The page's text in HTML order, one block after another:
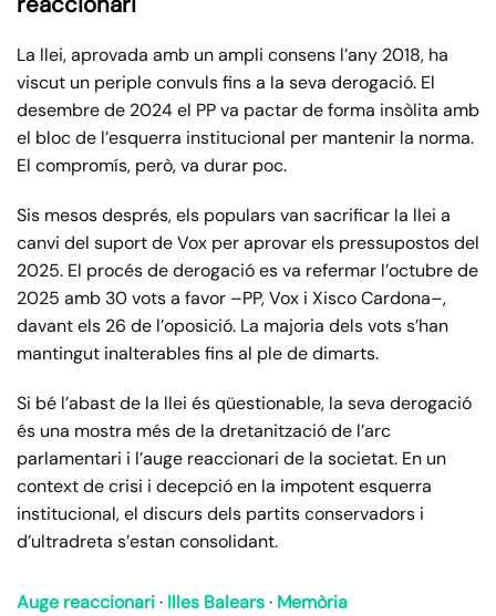
La llei, aprovada amb un ampli consens l’any 2018, ha
viscut un periple convuls fins a la seva derogació. El
desembre de 2024 el PP va pactar de forma insòlita amb
el bloc de l’esquerra institucional per mantenir la norma.
El compromís, però, va durar poc.
Sis mesos després, els populars van sacrificar la llei a
canvi del suport de Vox per aprovar els pressupostos del
2025. El procés de derogació es va refermar l’octubre de
2025 amb 30 vots a favor –PP, Vox i Xisco Cardona–,
davant els 26 de l’oposició. La majoria dels vots s’han
mantingut inalterables fins al ple de dimarts.
Si bé l’abast de la llei és qüestionable, la seva derogació
és una mostra més de la dretanització de l’arc
parlamentari i l’auge reaccionari de la societat. En un
context de crisi i decepció en la impotent esquerra
institucional, el discurs dels partits conservadors i
d’ultradreta s’estan consolidant.
Auge reaccionari· Illes Balears· Memòria